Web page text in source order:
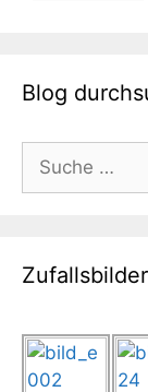
Blog
nach:
Zufallsbilder